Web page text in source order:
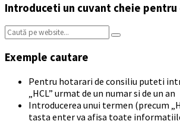
Introduceti un cuvant cheie pentru
Search:
Exemple cautare
Pentru hotarari de consiliu puteti
„HCL” urmat de un numar si de un an
Introducerea unui termen (precum
tasta enter va afisa toate